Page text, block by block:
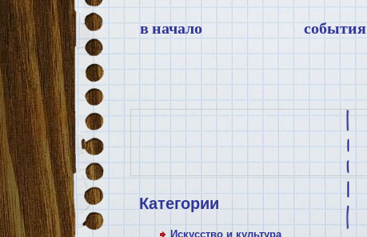
в начало события
Категории
Искусство и культура